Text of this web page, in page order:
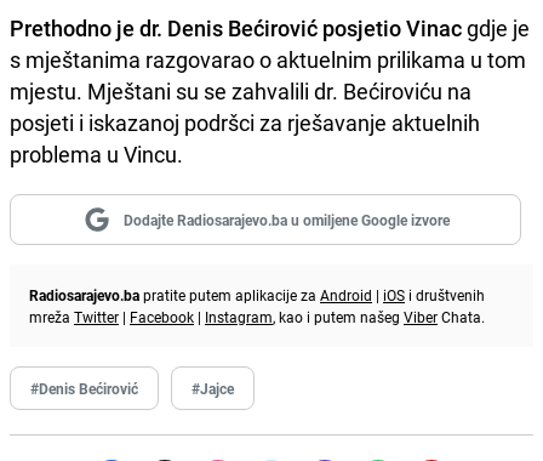
Prethodno je dr. Denis Bećirović posjetio Vinacgdje je
s mještanima razgovarao o aktuelnim prilikama u tom
mjestu. Mještani su se zahvalili dr. Bećiroviću na
posjeti i iskazanoj podršci za rješavanje aktuelnih
problema u Vincu.
Dodajte Radiosarajevo.ba u omiljene Google izvore
Radiosarajevo.bapratite putem aplikacije za Android | iOS i društvenih
mreža Twitter | Facebook | Instagram, kao i putem našeg ViberChata.
#Denis Bećirović #Jajce